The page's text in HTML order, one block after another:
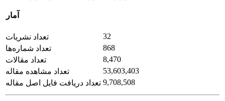
آمار
تعداد نشریات
32
تعداد شماره‌ها
868
تعداد مقالات
8,470
تعداد مشاهده مقاله
53,603,403
تعداد دریافت فایل اصل مقاله 9,708,508